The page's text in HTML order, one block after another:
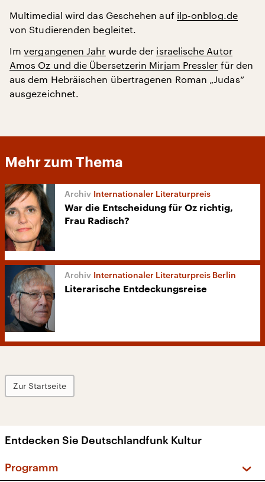
Multimedial wird das Geschehen auf ilp-onblog.de
von Studierenden begleitet.
Imvergangenen Jahr wurde der israelische Autor
Amos Oz und die Übersetzerin Mirjam Pressler für den
aus dem Hebräischen übertragenen Roman „Judas“
ausgezeichnet.
Mehr zum Thema
Internationaler Literaturpreis
War die Entscheidung für Oz richtig,
Frau Radisch?
Internationaler Literaturpreis Berlin
Literarische Entdeckungsreise
Zur Startseite
Entdecken Sie Deutschlandfunk Kultur
Programm